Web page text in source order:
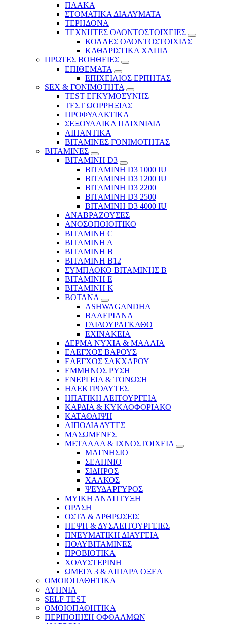
ΠΛΑΚΑ
ΣΤΟΜΑΤΙΚΑ ΔΙΑΛΥΜΑΤΑ
ΤΕΡΗΔΟΝΑ
ΤΕΧΝΗΤΕΣ ΟΔΟΝΤΟΣΤΟΙΧΕΙΕΣ
ΚΟΛΛΕΣ ΟΔΟΝΤΟΣΤΟΙΧΙΑΣ
ΚΑΘΑΡΙΣΤΙΚΑ ΧΑΠΙΑ
ΠΡΩΤΕΣ ΒΟΗΘΕΙΕΣ
ΕΠΙΘΕΜΑΤΑ
ΕΠΙΧΕΙΛΙΟΣ ΕΡΠΗΤΑΣ
SEX & ΓΟΝΙΜΟΤΗΤΑ
TEST ΕΓΚΥΜΟΣΥΝΗΣ
ΤΕΣΤ ΩΟΡΡΗΞΙΑΣ
ΠΡΟΦΥΛΑΚΤΙΚΑ
ΣΕΞΟΥΑΛΙΚΑ ΠΑΙΧΝΙΔΙΑ
ΛΙΠΑΝΤΙΚΑ
ΒΙΤΑΜΙΝΕΣ ΓΟΝΙΜΟΤΗΤΑΣ
ΒΙΤΑΜΙΝΕΣ
ΒΙΤΑΜΙΝΗ D3
ΒΙΤΑΜΙΝΗ D3 1000 IU
ΒΙΤΑΜΙΝΗ D3 1200 IU
ΒΙΤΑΜΙΝΗ D3 2200
ΒΙΤΑΜΙΝΗ D3 2500
BITAMINH D3 4000 IU
ΑΝΑΒΡΑΖΟΥΣΕΣ
ΑΝΟΣΟΠΟΙΟΙΤΙΚΟ
ΒΙΤΑΜΙΝΗ C
ΒΙΤΑΜΙΝΗ Α
ΒΙΤΑΜΙΝΗ Β
ΒΙΤΑΜΙΝΗ Β12
ΣΥΜΠΛΟΚΟ ΒΙΤΑΜΙΝΗΣ Β
ΒΙΤΑΜΙΝΗ Ε
ΒΙΤΑΜΙΝΗ Κ
ΒΟΤΑΝΑ
ASHWAGANDHA
ΒΑΛΕΡΙΑΝΑ
ΓΑΙΔΟΥΡΑΓΚΑΘΟ
ΕΧΙΝΑΚΕΙΑ
ΔΕΡΜΑ ΝΥΧΙΑ & ΜΑΛΛΙΑ
ΕΛΕΓΧΟΣ ΒΑΡΟΥΣ
ΕΛΕΓΧΟΣ ΣΑΚΧΑΡΟΥ
ΕΜΜΗΝΟΣ ΡΥΣΗ
ΕΝΕΡΓΕΙΑ & ΤΟΝΩΣΗ
ΗΛΕΚΤΡΟΛΥΤΕΣ
ΗΠΑΤΙΚΗ ΛΕΙΤΟΥΡΓΕΙΑ
ΚΑΡΔΙΑ & ΚΥΚΛΟΦΟΡΙΑΚΟ
ΚΑΤΑΘΛΙΨΗ
ΛΙΠΟΔΙΑΛΥΤΕΣ
ΜΑΣΩΜΕΝΕΣ
ΜΕΤΑΛΛΑ & ΙΧΝΟΣΤΟΙΧΕΙΑ
ΜΑΓΝΗΣΙΟ
ΣΕΛΗΝΙΟ
ΣΙΔΗΡΟΣ
ΧΑΛΚΟΣ
ΨΕΥΔΑΡΓΥΡΟΣ
ΜΥΙΚΗ ΑΝΑΠΤΥΞΗ
ΟΡΑΣΗ
ΟΣΤΑ & ΑΡΘΡΩΣΕΙΣ
ΠΕΨΗ & ΔΥΣΛΕΙΤΟΥΡΓΕΙΕΣ
ΠΝΕΥΜΑΤΙΚΗ ΔΙΑΥΓΕΙΑ
ΠΟΛΥΒΙΤΑΜΙΝΕΣ
ΠΡΟΒΙΟΤΙΚΑ
ΧΟΛΥΣΤΕΡΙΝΗ
ΩΜΕΓΑ 3 & ΛΙΠΑΡΑ ΟΞΕΑ
ΟΜΟΙΟΠΑΘΗΤΙΚΑ
ΑΥΠΝΙΑ
SELF TEST
ΟΜΟΙΟΠΑΘΗΤΙΚΑ
ΠΕΡΙΠΟΙΗΣΗ ΟΦΘΑΛΜΩΝ